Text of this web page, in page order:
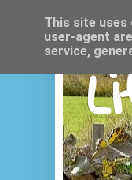
This site uses
user-agent
service,